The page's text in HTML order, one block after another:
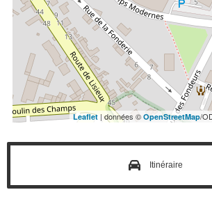
Leaflet | données © OpenStreetMap/
Itinéraire